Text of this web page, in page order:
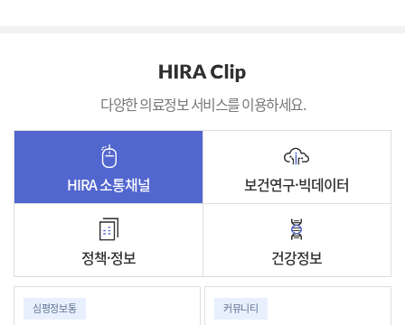
다양한 의료정보 서비스를 이용하세요.
HIRA 소통채널 보건연구·빅데이터
정책·정보 건강정보
심평정보통 커뮤니티